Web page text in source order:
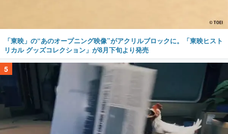
「東映」の“あのオープニング映像”がアクリルブロックに。「東映ヒスト
リカル グッズコレクション」が8月下旬より発売
5